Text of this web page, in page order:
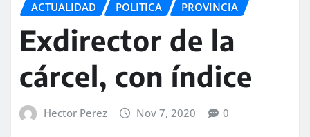
ACTUALIDAD POLITICA PROVINCIA
Exdirector de la
cárcel, con índice
Hector Perez Nov 7, 2020 0